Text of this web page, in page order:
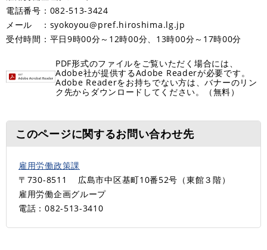
電話番号：082-513-3424
メール ： syokoyou@pref.hiroshima.lg.jp
受付時間：平日9時00分～12時00分、13時00分～17時00分
PDF形式のファイルをご覧いただく場合には、
Adobe社が提供するAdobe Readerが必要です。
Adobe Readerをお持ちでない方は、バナーのリン
ク先からダウンロードしてください。（無料）
このページに関するお問い合わせ先
雇用労働政策課
〒730-8511
広島市中区基町10番52号（東館３階）
雇用労働企画グループ
電話：082-513-3410